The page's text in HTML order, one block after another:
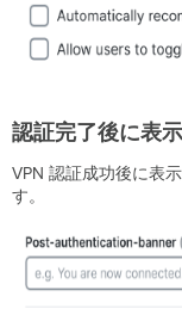
御
カ
マ
イ
ズ
VPN
接
続
認証完了後に表
VPN 認証成功後に表
す。